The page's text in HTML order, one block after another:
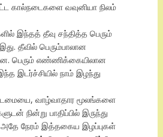
கால்நடைகளை வவுனியா நிலம்
இந்தத் தீவு சந்தித்த பெரும்
தீவில் பெரும்பாலான
பெரும் எண்ணிக்கையிலான
இடர்ச்சியில் நாம் இழந்து
உடமையை, வாழ்வாதார மூலங்களை
நின்று பாதிப்பில் இருந்து
நேரம் இத்தகைய இழப்புகள்